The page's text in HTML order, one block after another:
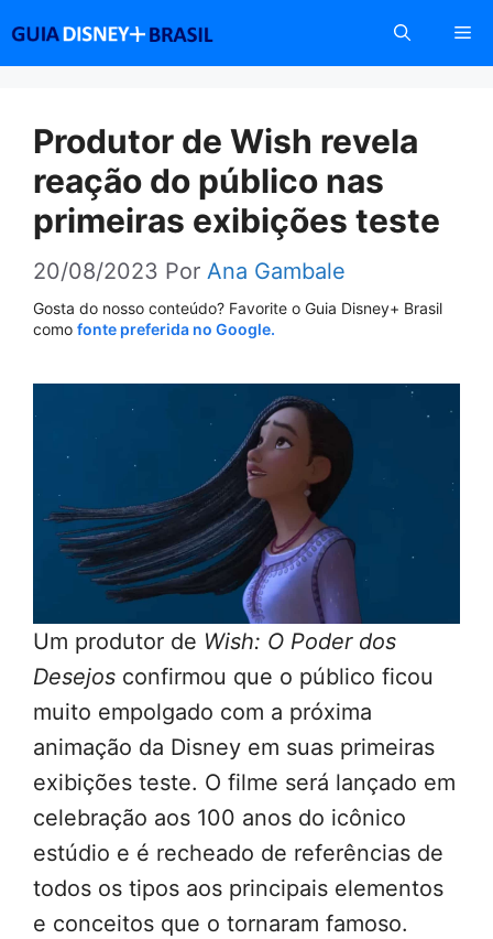
conteúdo
Produtor de Wish revela
reação do público nas
primeiras exibições teste
20/08/2023 Por Ana Gambale
Gosta do nosso conteúdo? Favorite o Guia Disney+ Brasil
como fonte preferida no Google.
Um produtor de Wish: O Poder dos
Desejos confirmou que o público ficou
muito empolgado com a próxima
animação da Disney em suas primeiras
exibições teste. O filme será lançado em
celebração aos 100 anos do icônico
estúdio e é recheado de referências de
todos os tipos aos principais elementos
e conceitos que o tornaram famoso.